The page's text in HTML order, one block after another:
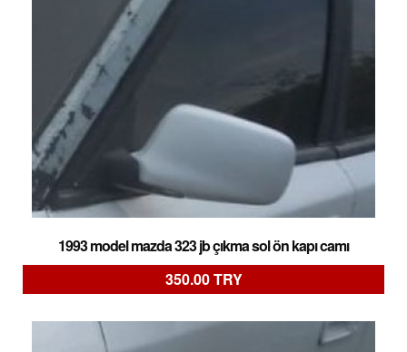
1993 model mazda 323 jb çıkma sol ön kapı camı
350.00 TRY